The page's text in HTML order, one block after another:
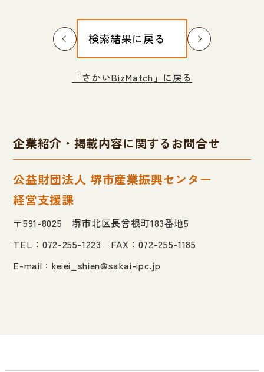
検索結果に戻る
「さかいBizMatch」に戻る
企業紹介・掲載内容に関するお問合せ
公益財団法人 堺市産業振興センター
経営支援課
〒591-8025 堺市北区長曾根町183番地5
TEL：072-255-1223 FAX：072-255-1185
E-mail： keiei_shien@sakai-ipc.jp